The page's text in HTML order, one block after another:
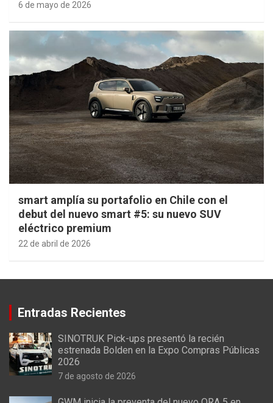
6 de mayo de 2026
smart amplía su portafolio en Chile con el
debut del nuevo smart #5: su nuevo SUV
eléctrico premium
22 de abril de 2026
Entradas Recientes
SINOTRUK Pick-ups presentó la recién
estrenada Bolden en la Expo Compras Públicas
2026
7 de agosto de 2026